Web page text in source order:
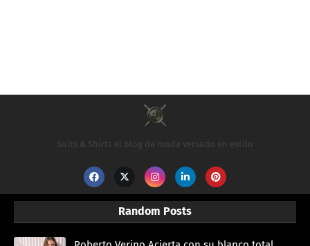
Suits & Shirts el blog de moda versado en estilo
Random Posts